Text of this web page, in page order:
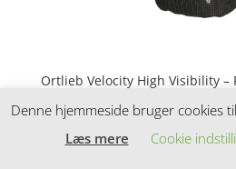
Ortlieb Velocity High Visibility –
Vurderet949,00
Denne hjemmeside bruger cookies
Læs mere
Cookie